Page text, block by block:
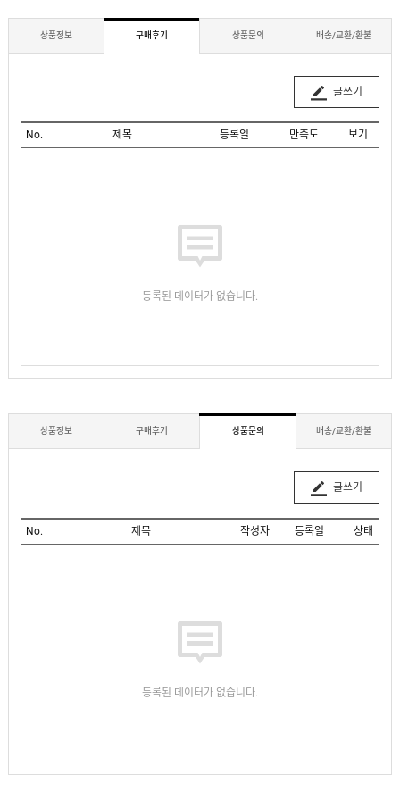
상품정보 구매후기 상품문의 배송/교환/환불
글쓰기
No. 제목 등록일 만족도 보기
등록된 데이터가 없습니다.
상품정보 구매후기 상품문의 배송/교환/환불
글쓰기
No. 제목 작성자 등록일 상태
등록된 데이터가 없습니다.